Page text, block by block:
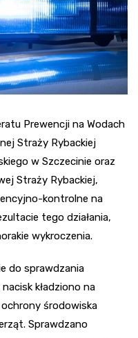
Prewencji na Wodach
Straży Rybackiej
w Szczecinie oraz
Straży Rybackiej,
kontrolne na
tego działania,
wykroczenia.
do sprawdzania
kładziono na
środowiska
Sprawdzano